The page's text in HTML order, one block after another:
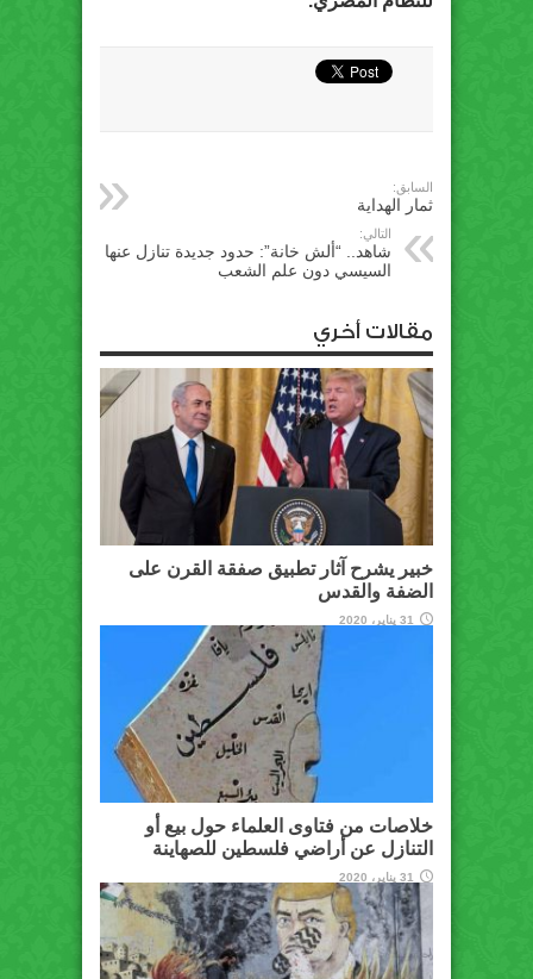
السابق:
ثمار الهداية
التالي:
شاهد.. “ألش خانة”: حدود جديدة تنازل عنها
السيسي دون علم الشعب
مقالات أخري
خبير يشرح آثار تطبيق صفقة القرن على
الضفة والقدس
31 يناير، 2020
خلاصات من فتاوى العلماء حول بيع أو
التنازل عن أراضي فلسطين للصهاينة
31 يناير، 2020